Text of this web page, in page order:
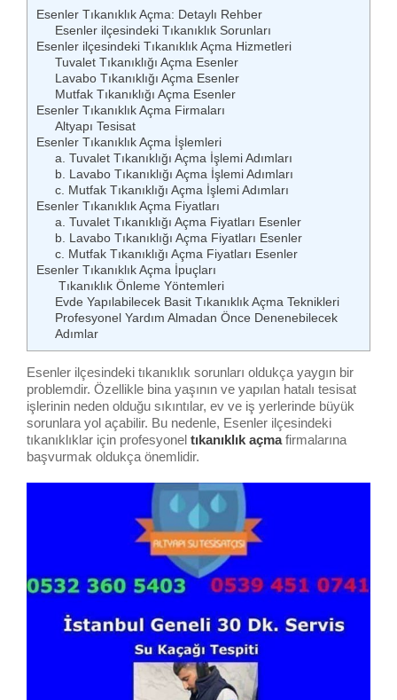
Esenler Tıkanıklık Açma: Detaylı Rehber
Esenler ilçesindeki Tıkanıklık Sorunları
Esenler ilçesindeki Tıkanıklık Açma Hizmetleri
Tuvalet Tıkanıklığı Açma Esenler
Lavabo Tıkanıklığı Açma Esenler
Mutfak Tıkanıklığı Açma Esenler
Esenler Tıkanıklık Açma Firmaları
Altyapı Tesisat
Esenler Tıkanıklık Açma İşlemleri
a. Tuvalet Tıkanıklığı Açma İşlemi Adımları
b. Lavabo Tıkanıklığı Açma İşlemi Adımları
c. Mutfak Tıkanıklığı Açma İşlemi Adımları
Esenler Tıkanıklık Açma Fiyatları
a. Tuvalet Tıkanıklığı Açma Fiyatları Esenler
b. Lavabo Tıkanıklığı Açma Fiyatları Esenler
c. Mutfak Tıkanıklığı Açma Fiyatları Esenler
Esenler Tıkanıklık Açma İpuçları
Tıkanıklık Önleme Yöntemleri
Evde Yapılabilecek Basit Tıkanıklık Açma Teknikleri
Profesyonel Yardım Almadan Önce Denenebilecek
Adımlar
Esenler ilçesindeki tıkanıklık sorunları oldukça yaygın bir
problemdir. Özellikle bina yaşının ve yapılan hatalı tesisat
işlerinin neden olduğu sıkıntılar, ev ve iş yerlerinde büyük
sorunlara yol açabilir. Bu nedenle, Esenler ilçesindeki
tıkanıklıklar için profesyonel tıkanıklık açmafirmalarına
başvurmak oldukça önemlidir.